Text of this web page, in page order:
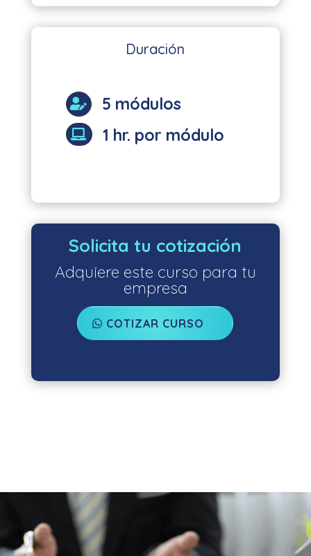
Duración
 5 módulos
 1 hr. por módulo
Solicita tu cotización
Adquiere este curso para tu
empresa
COTIZAR CURSO